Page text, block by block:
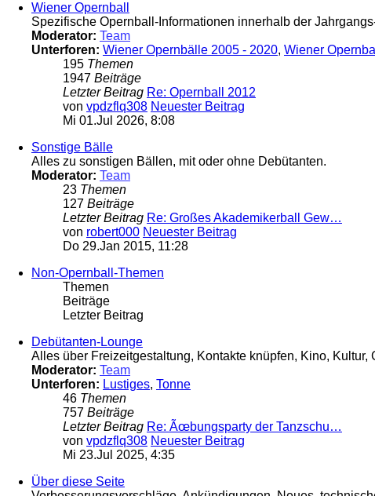
Wiener Opernball
Spezifische Opernball-Informationen innerhalb der
Moderator: Team
Unterforen: Wiener Opernbälle 2005 - 2020, Wiener
195 Themen
1947 Beiträge
Letzter Beitrag Re: Opernball 2012
von vpdzflq308 Neuester Beitrag
Mi 01.Jul 2026, 8:08
Sonstige Bälle
Alles zu sonstigen Bällen, mit oder ohne Debütanten.
Moderator: Team
23 Themen
127 Beiträge
Letzter Beitrag Re: Großes Akademikerball Gew…
von robert000 Neuester Beitrag
Do 29.Jan 2015, 11:28
Non-Opernball-Themen
Themen
Beiträge
Letzter Beitrag
Debütanten-Lounge
Alles über Freizeitgestaltung, Kontakte knüpfen, Kino, Kultur,
Moderator: Team
Unterforen: Lustiges, Tonne
46 Themen
757 Beiträge
Letzter Beitrag Re: Ãœbungsparty der Tanzschu…
von vpdzflq308 Neuester Beitrag
Mi 23.Jul 2025, 4:35
Über diese Seite